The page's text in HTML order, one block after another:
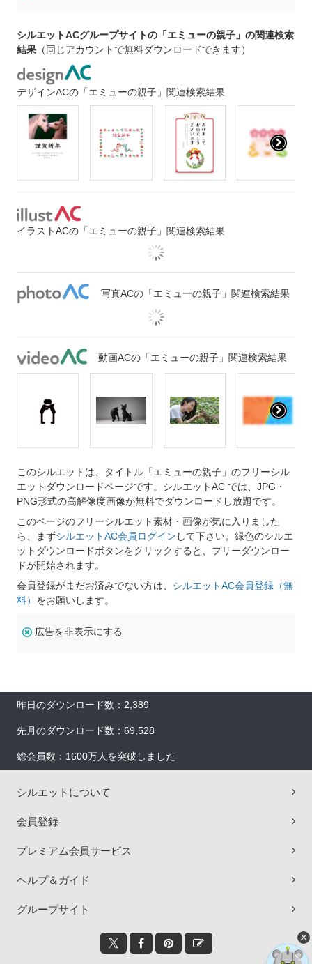
シルエットACグループサイトの「エミューの親子」の関連検索
結果 （同じアカウントで無料ダウンロードできます）
デザインACの「エミューの親子」関連検索結果
イラストACの「エミューの親子」関連検索結果
写真ACの「エミューの親子」関連検索結果
動画ACの「エミューの親子」関連検索結果
このシルエットは、タイトル「エミューの親子」のフリーシル
エットダウンロードページです。シルエットAC では、JPG・
PNG形式の高解像度画像が無料でダウンロードし放題です。
このページのフリーシルエット素材・画像が気に入りました
ら、まずシルエットAC会員ログイン して下さい。緑色のシルエ
ットダウンロードボタンをクリックすると、フリーダウンロー
ドが開始されます。
会員登録がまだお済みでない方は、 シルエットAC会員登録（無
料） をお願いします。
広告を非表示にする
昨日のダウンロード数：2,389
先月のダウンロード数：69,528
総会員数：1600万人を突破しました
シルエットについて
会員登録
プレミアム会員サービス
ヘルプ＆ガイド
グループサイト
×